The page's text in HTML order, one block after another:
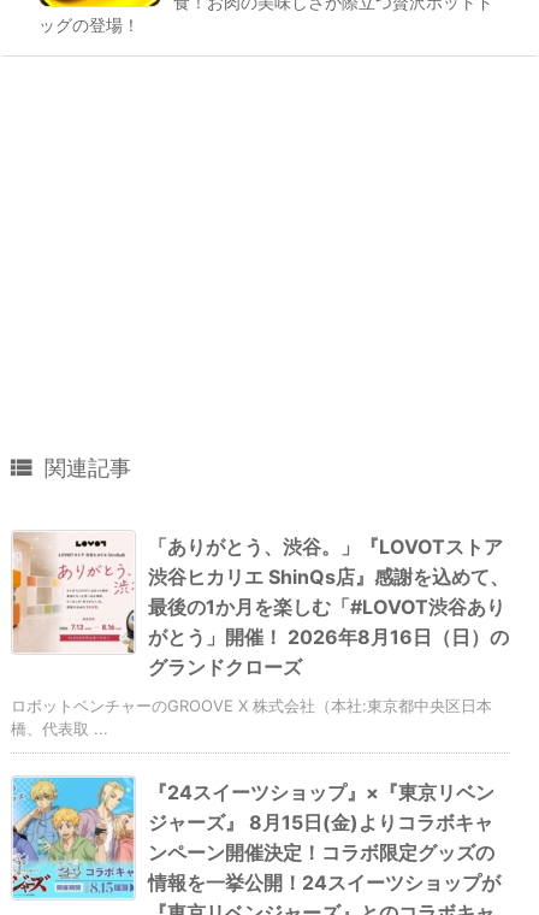
ッグの登場！
 関連記事
「ありがとう、渋谷。」『LOVOTストア
渋谷ヒカリエ ShinQs店』感謝を込めて、
最後の1か月を楽しむ「#LOVOT渋谷あり
がとう」開催！ 2026年8月16日（日）の
グランドクローズ
ロボットベンチャーのGROOVE X 株式会社（本社:東京都中央区日本
橋、代表取 ...
『24スイーツショップ』×『東京リベン
ジャーズ』 8月15日(金)よりコラボキャ
ンペーン開催決定！コラボ限定グッズの
情報を一挙公開！24スイーツショップが